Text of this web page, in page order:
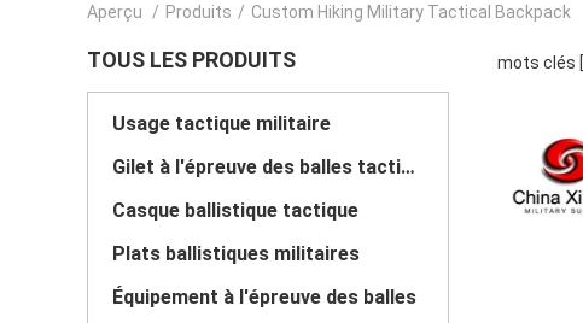
Aperçu / Produits / Custom Hiking Military Tactical Backpack
TOUS LES PRODUITS
Usage tactique militaire
Gilet à l'épreuve des balles tactique militaire
Casque ballistique tactique
Plats ballistiques militaires
Équipement à l'épreuve des balles
mots clés